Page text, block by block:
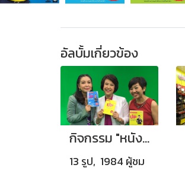
อัลบั้มเกี่ยวข้อง
กิจกรรม "หนังสือเคล็ดลับอัพค่าตัว"
13 รูป, 1984 ผู้ชม